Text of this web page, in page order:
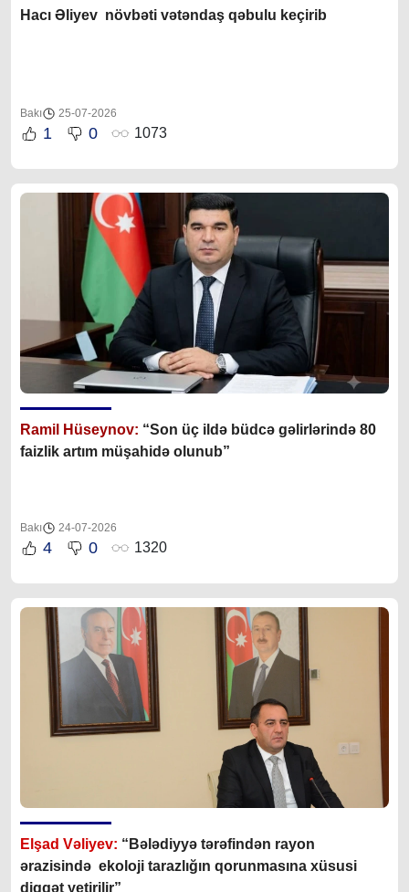
Hacı Əliyev növbəti vətəndaş qəbulu keçirib
Bakı 25-07-2026
1 0 1073
Ramil Hüseynov: “Son üç ildə büdcə gəlirlərində 80
faizlik artım müşahidə olunub”
Bakı 24-07-2026
4 0 1320
Elşad Vəliyev: “Bələdiyyə tərəfindən rayon
ərazisində ekoloji tarazlığın qorunmasına xüsusi
diqqət yetirilir”